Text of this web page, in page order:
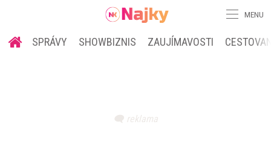
MENU
SPRÁVY SHOWBIZNIS ZAUJÍMAVOSTI